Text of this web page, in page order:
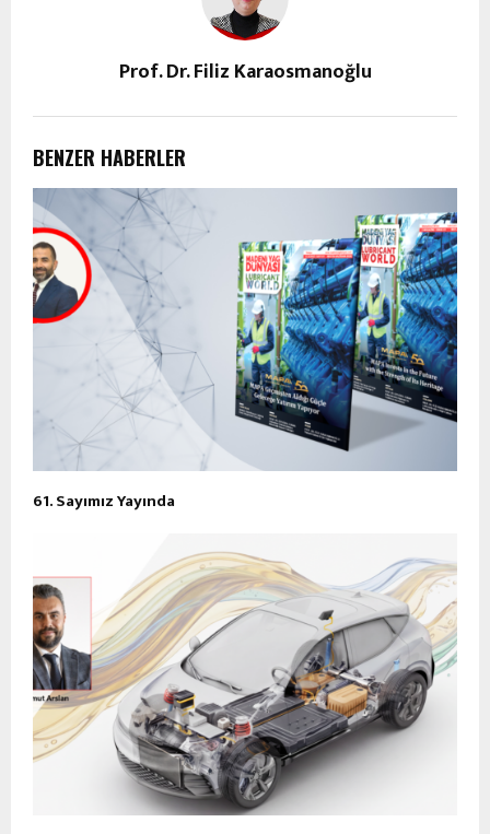
Prof. Dr. Filiz Karaosmanoğlu
BENZER HABERLER
61. Sayımız Yayında